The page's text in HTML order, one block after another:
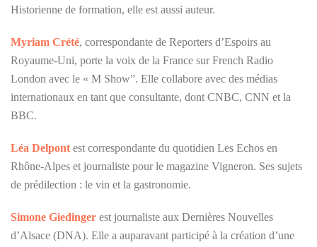
Historienne de formation, elle est aussi auteur.
Myriam Crété, correspondante de Reporters d’Espoirs au
Royaume-Uni, porte la voix de la France sur French Radio
London avec le « M Show”. Elle collabore avec des médias
internationaux en tant que consultante, dont CNBC, CNN et la
BBC.
Léa Delpont est correspondante du quotidien Les Echos en
Rhône-Alpes et journaliste pour le magazine Vigneron. Ses sujets
de prédilection : le vin et la gastronomie.
Simone Giedinger est journaliste aux Dernières Nouvelles
d’Alsace (DNA). Elle a auparavant participé à la création d’une